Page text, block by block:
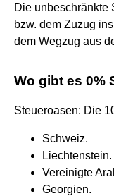
Die unbeschränkte
bzw. dem Zuzug
dem Wegzug aus
Wo gibt es 0%
Steueroasen: Die
Schweiz.
Liechtenstein.
Vereinigte
Georgien.